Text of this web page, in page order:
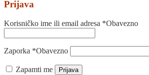
Prijava
Korisničko ime ili email adresa *Obavezno
Zaporka *Obavezno
Zapamti me Prijava